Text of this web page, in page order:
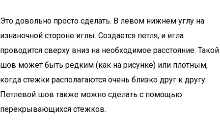
Это довольно просто сделать. В левом нижнем углу на
изнаночной стороне иглы. Создается петля, и игла
проводится сверху вниз на необходимое расстояние. Такой
шов может быть редким (как на рисунке) или плотным,
когда стежки располагаются очень близко друг к другу.
Петлевой шов также можно сделать с помощью
перекрывающихся стежков.